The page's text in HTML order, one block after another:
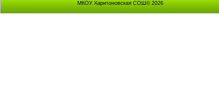
МКОУ Харитоновская СОШ© 2026